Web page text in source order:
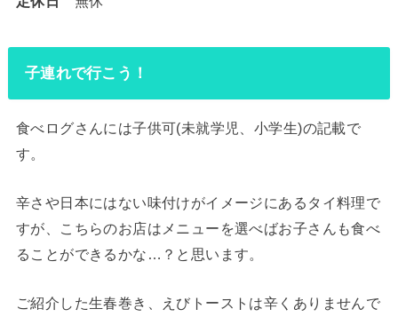
子連れで行こう！
食べログさんには子供可(未就学児、小学生)の記載で
す。
辛さや日本にはない味付けがイメージにあるタイ料理で
すが、こちらのお店はメニューを選べばお子さんも食べ
ることができるかな…？と思います。
ご紹介した生春巻き、えびトーストは辛くありませんで